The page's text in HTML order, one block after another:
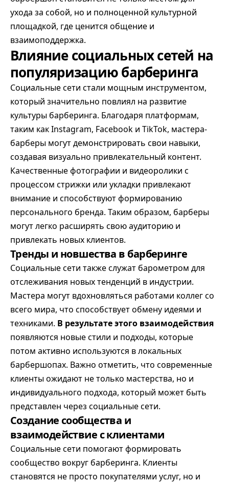
ухода за собой, но и полноценной культурной
площадкой, где ценится общение и
взаимоподдержка.
Влияние социальных сетей на
популяризацию барберинга
Социальные сети стали мощным инструментом,
который значительно повлиял на развитие
культуры барберинга. Благодаря платформам,
таким как Instagram, Facebook и TikTok, мастера-
барберы могут демонстрировать свои навыки,
создавая визуально привлекательный контент.
Качественные фотографии и видеоролики с
процессом стрижки или укладки привлекают
внимание и способствуют формированию
персонального бренда. Таким образом, барберы
могут легко расширять свою аудиторию и
привлекать новых клиентов.
Тренды и новшества в барберинге
Социальные сети также служат барометром для
отслеживания новых тенденций в индустрии.
Мастера могут вдохновляться работами коллег со
всего мира, что способствует обмену идеями и
техниками. В результате этого взаимодействия
появляются новые стили и подходы, которые
потом активно используются в локальных
барбершопах. Важно отметить, что современные
клиенты ожидают не только мастерства, но и
индивидуального подхода, который может быть
представлен через социальные сети.
Создание сообщества и
взаимодействие с клиентами
Социальные сети помогают формировать
сообщество вокруг барберинга. Клиенты
становятся не просто покупателями услуг, но и